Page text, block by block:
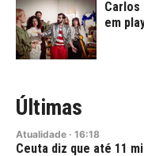
Carlos
em
Últimas
Atualidade · 16:18
Ceuta diz que até 11